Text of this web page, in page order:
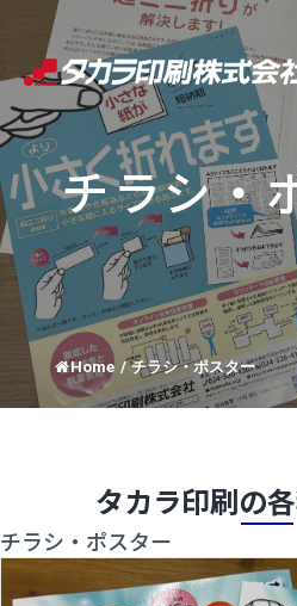
テ
ン
ツ
へ
ス
キ
ッ
チラシ・
Home / チラシ・ポスター
タカラ印刷の
チラシ・ポスター